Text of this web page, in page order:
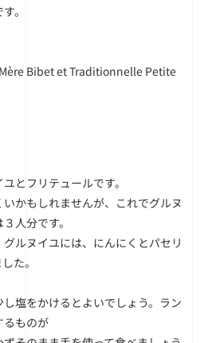
。
Bibet et Traditionnelle Petite
とフリテュールです。
かもしれませんが、これでグルヌ
人分です。
ルヌイユには、にんにくとパセリ
た。
塩をかけるとよいでしょう。ラン
るものが